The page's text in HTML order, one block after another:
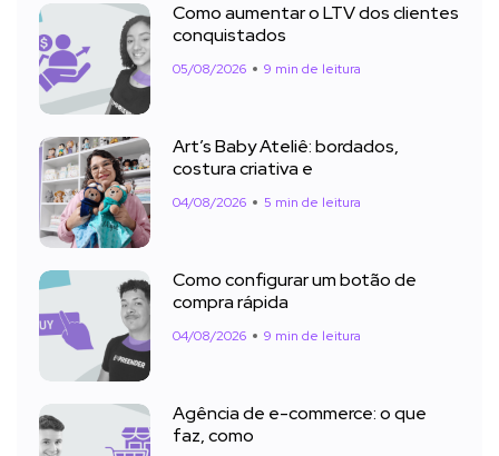
Como aumentar o LTV dos clientes
conquistados
05/08/2026 9 min de leitura
Art’s Baby Ateliê: bordados,
costura criativa e
04/08/2026 5 min de leitura
Como configurar um botão de
compra rápida
04/08/2026 9 min de leitura
Agência de e-commerce: o que
faz, como